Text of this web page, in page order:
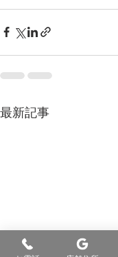
最新記事